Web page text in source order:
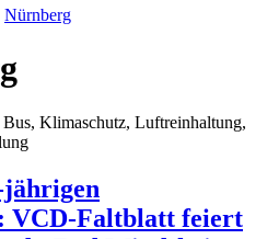
Nürnberg
Klimaschutz, Luftreinhaltung,
jährigen
VCD-Faltblatt feiert